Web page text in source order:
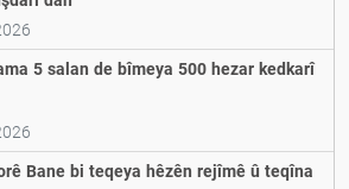
Gemîranî li derheq vergirtina bac li
dan
5 salan de bîmeya 500 hezar kedkarî